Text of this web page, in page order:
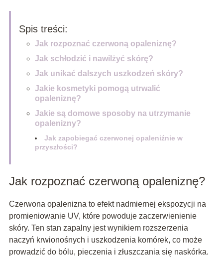
Spis treści:
Jak rozpoznać czerwoną opaleniznę?
Jak schłodzić i nawilżyć skórę?
Jak unikać dalszych uszkodzeń skóry?
Jakie kosmetyki pomogą utrwalić
opaleniznę?
Jakie są domowe sposoby na utrzymanie
opalenizny?
Jak zapobiegać czerwonej opaleniźnie w
przyszłości?
Jak rozpoznać czerwoną opaleniznę?
Czerwona opalenizna to efekt nadmiernej ekspozycji na
promieniowanie UV, które powoduje zaczerwienienie
skóry. Ten stan zapalny jest wynikiem rozszerzenia
naczyń krwionośnych i uszkodzenia komórek, co może
prowadzić do bólu, pieczenia i złuszczania się naskórka.